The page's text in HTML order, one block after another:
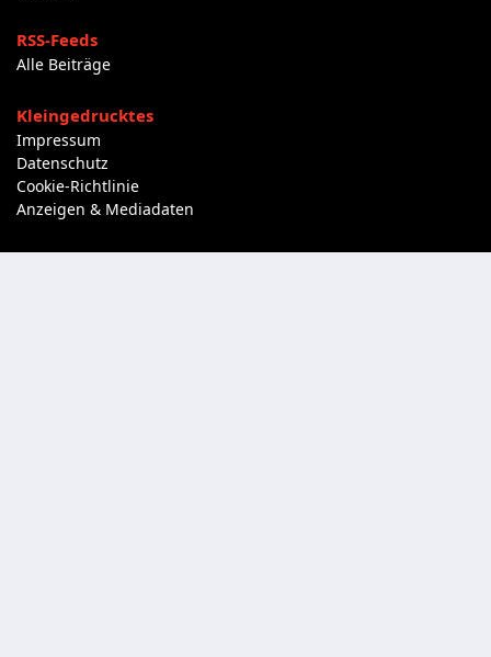
RSS-Feeds
Alle Beiträge
Kleingedrucktes
Impressum
Datenschutz
Cookie-Richtlinie
Anzeigen & Mediadaten